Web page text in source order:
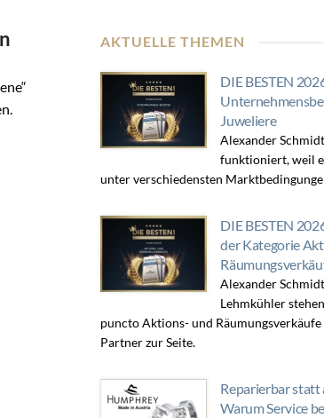
AKTUELLE THEMEN
DIE BESTEN
Juweliere
Alexander
funktioniert, weil
unter verschiedensten
DIE BESTEN
der Kategorie
Alexander
Lehmkühler
puncto Aktions- und
Partner zur Seite.
Reparierbar statt
Warum Service